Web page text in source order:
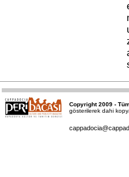
Copyright 2009 -
gösterilerek dahi